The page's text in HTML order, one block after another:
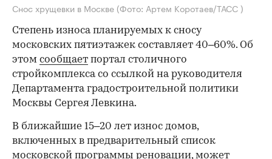
Снос хрущевки в Москве (Фото: Артем Коротаев/ТАСС )
Степень износа планируемых к сносу
московских пятиэтажек составляет 40–60%. Об
этом сообщает портал столичного
стройкомплекса со ссылкой на руководителя
Департамента градостроительной политики
Москвы Сергея Левкина.
В ближайшие 15–20 лет износ домов,
включенных в предварительный список
московской программы реновации, может